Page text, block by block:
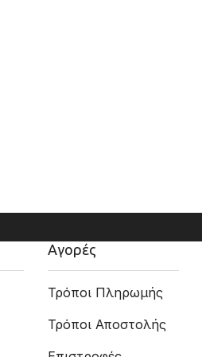
Αγορές
Τρόποι Πληρωμής
Τρόποι Αποστολής